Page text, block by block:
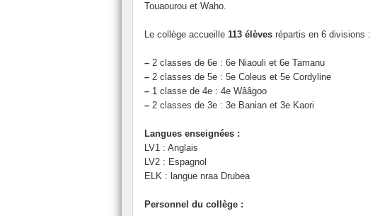
Menus de la cantine
Réglement intérieur
Agir contre le harcèlement
Technologie
Arts
EPS - UNSS - AS
Les EPI
Évaluation par compétences
Continuité pédagogique
Atelier Sport
Atelier Tressage
Touaourou et Waho.
Le collège accueille 113 élèves répartis en 6 divisions :
– 2 classes de 6e : 6e Niaouli et 6e Tamanu
– 2 classes de 5e : 5e Coleus et 5e Cordyline
– 1 classe de 4e : 4e Wââgoo
– 2 classes de 3e : 3e Banian et 3e Kaori
Langues enseignées :
LV1 : Anglais
LV2 : Espagnol
ELK : langue nraa Drubea
Personnel du collège :